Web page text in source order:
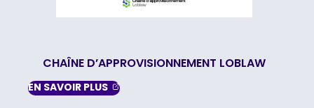
CHAÎNE D’APPROVISIONNEMENT LOBLAW
EN SAVOIR PLUS , OPENS IN A NEW TAB